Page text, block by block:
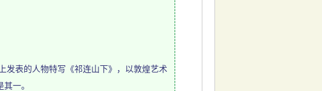
表的人物特写《祁连山下》，以敦煌艺术
一。